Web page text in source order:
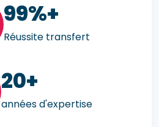
99%+
Réussite transfert
20+
années d'expertise